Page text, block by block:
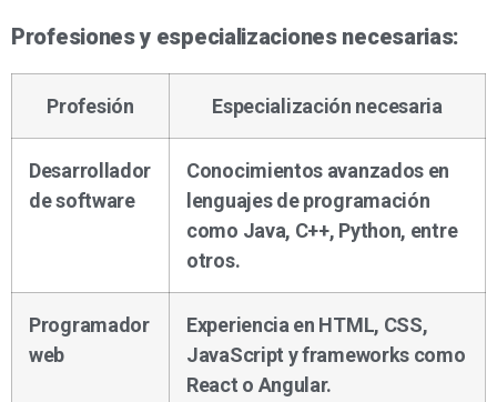
Profesiones y especializaciones necesarias:
Profesión Especialización necesaria
Desarrollador
de software
Conocimientos avanzados en
lenguajes de programación
como Java, C++, Python, entre
otros.
Programador
web
Experiencia en HTML, CSS,
JavaScript y frameworks como
React o Angular.